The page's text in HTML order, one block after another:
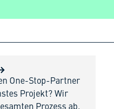
One-Stop-Partner
Projekt? Wir
Prozess ab.